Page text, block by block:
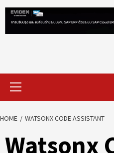
Primary
Menu
HOME WATSONX CODE ASSISTANT
Watsonx